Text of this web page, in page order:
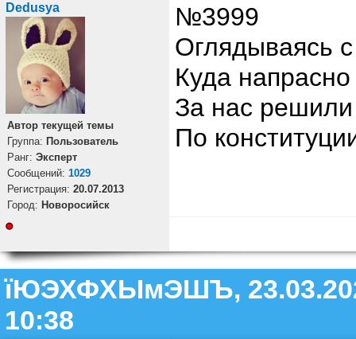
Dedusya
Автор текущей темы
Группа: Пользователь
Ранг: Эксперт
Cообщений: 1029
Регистрация: 20.07.2013
Город: Новоросийск
№3999
Оглядываясь
Куда
За нас
По
їЮЭХФХЫмЭШЪ,
10:38